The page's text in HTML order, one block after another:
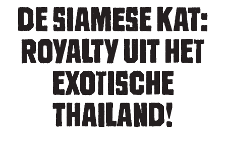
Voedingsadvies
DE SIAMESE KAT:
ROYALTY UIT HET
EXOTISCHE
THAILAND!